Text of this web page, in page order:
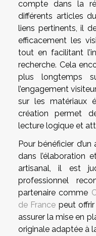
compte dans la
différents articles
liens pertinents, il
efficacement les
tout en facilitant
recherche. Cela
plus longtemps
l’engagement
sur les matériaux
création permet
lecture logique et
Pour bénéficier
dans l’élaboration
artisanal, il est
professionnel
partenaire comme
de France peut
assurer la mise en
originale adaptée à